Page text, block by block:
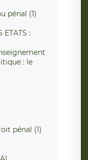
pénal (1)
ETATS :
: le
pénal (1)